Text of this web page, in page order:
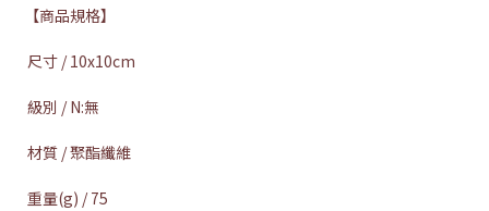
【商品規格】
尺寸 / 10x10cm
級別 / N:無
材質 / 聚酯纖維
重量(g) / 75